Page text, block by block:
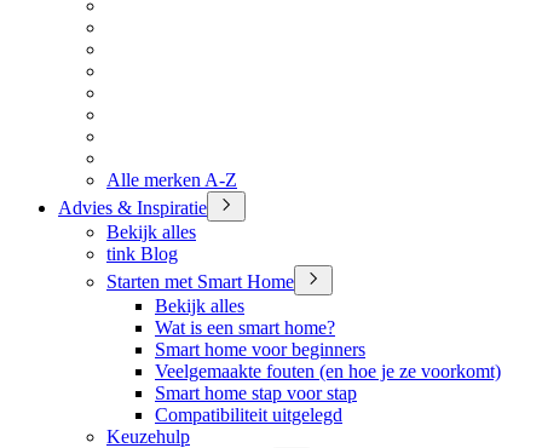
Alle merken A-Z
Advies & Inspiratie
Bekijk alles
tink Blog
Starten met Smart Home
Bekijk alles
Wat is een smart home?
Smart home voor beginners
Veelgemaakte fouten (en hoe je ze voorkomt)
Smart home stap voor stap
Compatibiliteit uitgelegd
Keuzehulp